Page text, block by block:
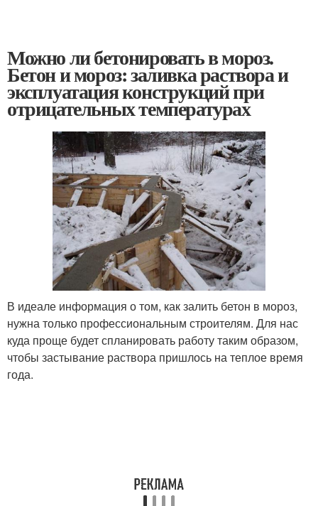
Можно ли бетонировать в мороз.
Бетон и мороз: заливка раствора и
эксплуатация конструкций при
отрицательных температурах
В идеале информация о том, как залить бетон в мороз,
нужна только профессиональным строителям. Для нас
куда проще будет спланировать работу таким образом,
чтобы застывание раствора пришлось на теплое время
года.